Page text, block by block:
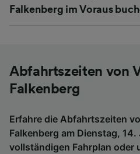
Falkenberg im Voraus
Abfahrtszeiten von
Falkenberg
Erfahre die Abfahrtszeiten
Falkenberg am Dienstag,
vollständigen Fahrplan oder